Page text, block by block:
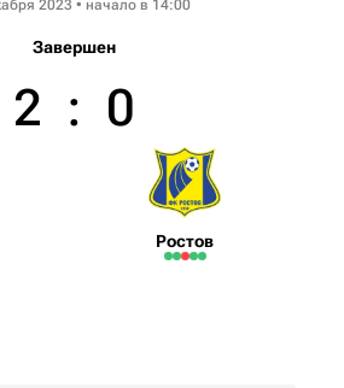
2023 • начало в 14:00
Завершен
2 : 0
Ростов